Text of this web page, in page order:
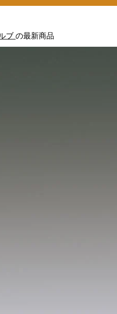
ブの最新商品